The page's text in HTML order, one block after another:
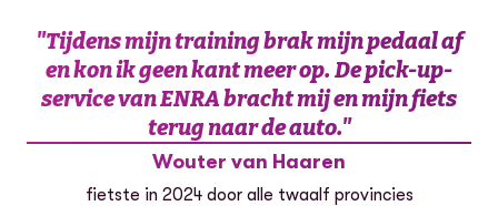
"Tijdens mijn training brak mijn pedaal af
en kon ik geen kant meer op. De pick-up-
service van ENRA bracht mij en mijn fiets
terug naar de auto."
Wouter van Haaren
fietste in 2024 door alle twaalf provincies